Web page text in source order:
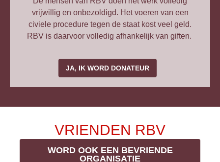
vrijwillig en onbezoldigd. Het voeren van een
civiele procedure tegen de staat kost veel geld.
RBV is daarvoor volledig afhankelijk van giften.
JA, IK WORD DONATEUR
VRIENDEN RBV
WORD OOK EEN BEVRIENDE
ORGANISATIE